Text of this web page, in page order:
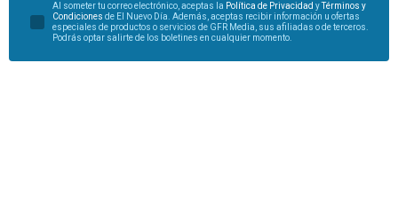
Al someter tu correo electrónico, aceptas la Política de Privacidad yTérminos y
Condiciones de El Nuevo Día. Además, aceptas recibir información u ofertas
especiales de productos o servicios de GFR Media, sus afiliadas o de terceros.
Podrás optar salirte de los boletines en cualquier momento.